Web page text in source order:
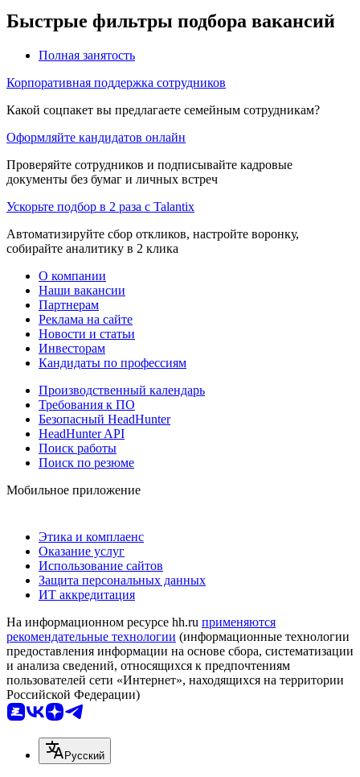
Быстрые фильтры подбора вакансий
Полная занятость
Корпоративная поддержка сотрудников
Какой соцпакет вы предлагаете семейным сотрудникам?
Оформляйте кандидатов онлайн
Проверяйте сотрудников и подписывайте кадровые
документы без бумаг и личных встреч
Ускорьте подбор в 2 раза с Talantix
Автоматизируйте сбор откликов, настройте воронку,
собирайте аналитику в 2 клика
О компании
Наши вакансии
Партнерам
Реклама на сайте
Новости и статьи
Инвесторам
Кандидаты по профессиям
Производственный календарь
Требования к ПО
Безопасный HeadHunter
HeadHunter API
Поиск работы
Поиск по резюме
Мобильное приложение
Этика и комплаенс
Оказание услуг
Использование сайтов
Защита персональных данных
ИТ аккредитация
На информационном ресурсе hh.ru применяются
рекомендательные технологии (информационные технологии
предоставления информации на основе сбора, систематизации
и анализа сведений, относящихся к предпочтениям
пользователей сети «Интернет», находящихся на территории
Российской Федерации)
Русский